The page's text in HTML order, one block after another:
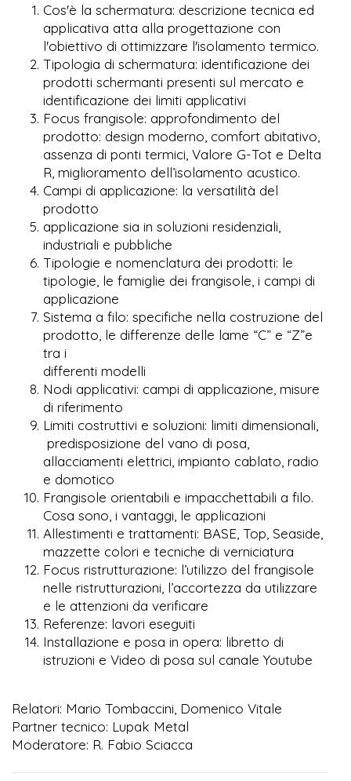
Cos'è la schermatura: descrizione tecnica ed
applicativa atta alla progettazione con
l'obiettivo di ottimizzare l'isolamento termico.
Tipologia di schermatura: identificazione dei
prodotti schermanti presenti sul mercato e
identificazione dei limiti applicativi
Focus frangisole: approfondimento del
prodotto: design moderno, comfort abitativo,
assenza di ponti termici, Valore G-Tot e Delta
R, miglioramento dell’isolamento acustico.
Campi di applicazione: la versatilità del
prodotto
applicazione sia in soluzioni residenziali,
industriali e pubbliche
Tipologie e nomenclatura dei prodotti: le
tipologie, le famiglie dei frangisole, i campi di
applicazione
Sistema a filo: specifiche nella costruzione del
prodotto, le differenze delle lame “C” e “Z”e
tra i
differenti modelli
Nodi applicativi: campi di applicazione, misure
di riferimento
Limiti costruttivi e soluzioni: limiti dimensionali,
predisposizione del vano di posa,
allacciamenti elettrici, impianto cablato, radio
e domotico
Frangisole orientabili e impacchettabili a filo.
Cosa sono, i vantaggi, le applicazioni
Allestimenti e trattamenti: BASE, Top, Seaside,
mazzette colori e tecniche di verniciatura
Focus ristrutturazione: l’utilizzo del frangisole
nelle ristrutturazioni, l’accortezza da utilizzare
e le attenzioni da verificare
Referenze: lavori eseguiti
Installazione e posa in opera: libretto di
istruzioni e Video di posa sul canale Youtube
Relatori: Mario Tombaccini, Domenico Vitale
Partner tecnico: Lupak Metal
Moderatore: R. Fabio Sciacca